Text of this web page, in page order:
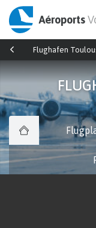
Aéroports
Flughafen